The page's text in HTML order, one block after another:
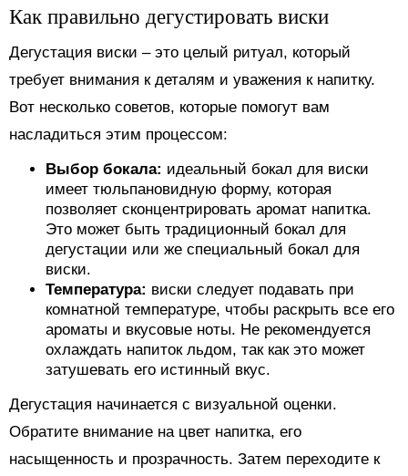
Как правильно дегустировать виски
Дегустация виски – это целый ритуал, который
требует внимания к деталям и уважения к напитку.
Вот несколько советов, которые помогут вам
насладиться этим процессом:
Выбор бокала: идеальный бокал для виски
имеет тюльпановидную форму, которая
позволяет сконцентрировать аромат напитка.
Это может быть традиционный бокал для
дегустации или же специальный бокал для
виски.
Температура: виски следует подавать при
комнатной температуре, чтобы раскрыть все его
ароматы и вкусовые ноты. Не рекомендуется
охлаждать напиток льдом, так как это может
затушевать его истинный вкус.
Дегустация начинается с визуальной оценки.
Обратите внимание на цвет напитка, его
насыщенность и прозрачность. Затем переходите к